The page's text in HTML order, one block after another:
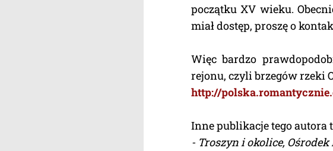
początku XV wieku.
miał dostęp, proszę o
Więc bardzo
rejonu, czyli brzegów rzeki
http://
Inne publikacje tego autora
- Troszyn i okolice,